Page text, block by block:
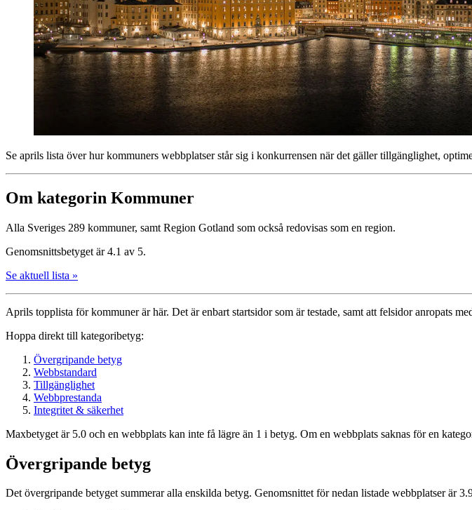
Se aprils lista över hur kommuners webbplatser står sig i konkurrensen när det gäller tillgänglighet,
Om kategorin Kommuner
Alla Sveriges 289 kommuner, samt Region Gotland som också redovisas som en region.
Genomsnittsbetyget är 4.1 av 5.
Se aktuell lista »
Aprils topplista för kommuner är här. Det är enbart startsidor som är testade, samt att felsidor anropats
Hoppa direkt till kategoribetyg:
Övergripande betyg
Webbstandard
Tillgänglighet
Webbprestanda
Integritet & säkerhet
Maxbetyget är 5.0 och en webbplats kan inte få lägre än 1 i betyg. Om en webbplats saknas för en
Övergripande betyg
Det övergripande betyget summerar alla enskilda betyg. Genomsnittet för nedan listade webbplatser är